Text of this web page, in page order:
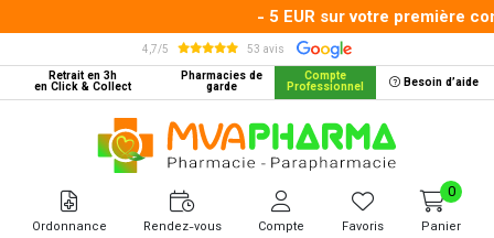
- 5 EUR sur votre première
4,7/5
53 avis
Retrait en 3h
en Click & Collect
Pharmacies de
garde
Compte
Professionnel Besoin d’aide
MVA Pharma Votre pharmacie
Ordonnance Rendez-vous Compte Favoris Panier
0